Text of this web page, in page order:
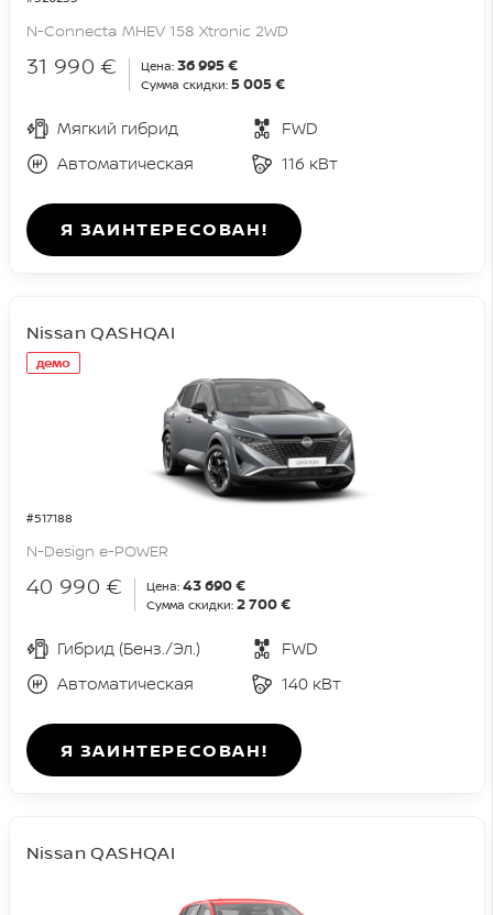
N-Connecta MHEV 158 Xtronic 2WD
31 990 € Цена: 36 995 €
Сумма скидки: 5 005 €
Мягкий гибрид
FWD
Автоматическая
116 кВт
Я ЗАИНТЕРЕСОВАН!
демо
#517188
Nissan QASHQAI
N-Design e-POWER
40 990 € Цена: 43 690 €
Сумма скидки: 2 700 €
Гибрид (Бенз./Эл.)
FWD
Автоматическая
140 кВт
Я ЗАИНТЕРЕСОВАН!
Nissan QASHQAI